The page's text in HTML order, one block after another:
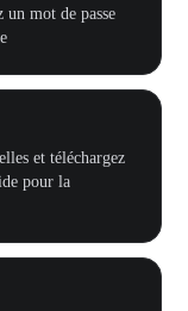
un mot de passe
et téléchargez
pour la